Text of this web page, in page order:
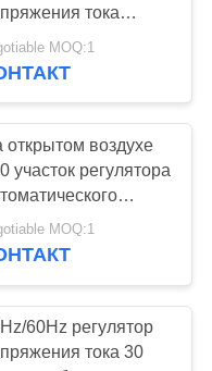
тока
24
тока
на регулятор
50Hz
MOQ:1
открытом воздухе
участок регулятора
тока 3
с мотором
MOQ:1
60Hz регулятор
тока 30